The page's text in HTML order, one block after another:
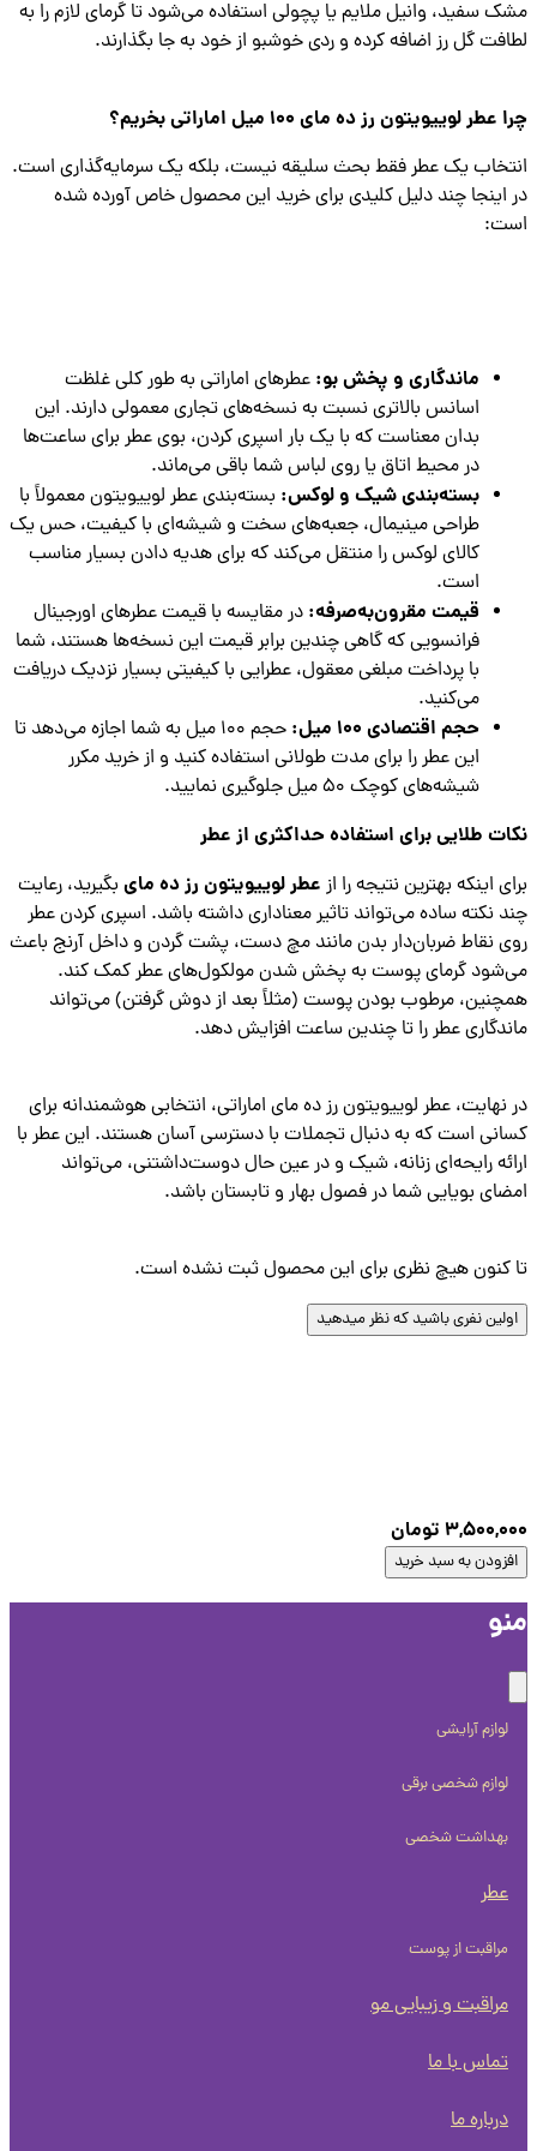
سفید، وانیل ملایم یا پچولی استفاده می‌شود تا گرمای لازم را به
گل رز اضافه کرده و ردی خوشبو از خود به جا بگذارند.
لوییویتون رز ده مای 100 میل اماراتی بخریم؟
یک عطر فقط بحث سلیقه نیست، بلکه یک سرمایه‌گذاری است.
چند دلیل کلیدی برای خرید این محصول خاص آورده شده
ماندگاری و پخش بو:عطرهای اماراتی به طور کلی غلظت
اسانس بالاتری نسبت به نسخه‌های تجاری معمولی دارند. این
بدان معناست که با یک بار اسپری کردن، بوی عطر برای ساعت‌ها
در محیط اتاق یا روی لباس شما باقی می‌ماند.
بسته‌بندی شیک و لوکس:بسته‌بندی عطر لوییویتون معمولاً با
طراحی مینیمال، جعبه‌های سخت و شیشه‌ای با کیفیت، حس یک
کالای لوکس را منتقل می‌کند که برای هدیه دادن بسیار مناسب
است.
قیمت مقرون‌به‌صرفه:در مقایسه با قیمت عطرهای اورجینال
فرانسویی که گاهی چندین برابر قیمت این نسخه‌ها هستند، شما
با پرداخت مبلغی معقول، عطرایی با کیفیتی بسیار نزدیک دریافت
می‌کنید.
حجم اقتصادی 100 میل:
حجم 100 میل به شما اجازه می‌دهد تا
این عطر را برای مدت طولانی استفاده کنید و از خرید مکرر
شیشه‌های کوچک 50 میل جلوگیری نمایید.
طلایی برای استفاده حداکثری از عطر
اینکه بهترین نتیجه را ازعطر لوییویتون رز ده مایبگیرید، رعایت
نکته ساده می‌تواند تاثیر معناداری داشته باشد. اسپری کردن عطر
نقاط ضربان‌دار بدن مانند مچ دست، پشت گردن و داخل آرنج باعث
گرمای پوست به پخش شدن مولکول‌های عطر کمک کند.
مرطوب بودن پوست (مثلاً بعد از دوش گرفتن) می‌تواند
عطر را تا چندین ساعت افزایش دهد.
عطر لوییویتون رز ده مای اماراتی، انتخابی هوشمندانه برای
است که به دنبال تجملات با دسترسی آسان هستند. این عطر با
رایحه‌ای زنانه، شیک و در عین حال دوست‌داشتنی، می‌تواند
بویایی شما در فصول بهار و تابستان باشد.
کنون هیچ نظری برای این محصول ثبت نشده است.
نفری باشید که نظر میدهید
تومان
به سبد خرید
لوازم آرایشی
لوازم شخصی برقی
بهداشت شخصی
مراقبت از پوست
مراقبت و زیبایی مو
تماس با ما
درباره ما